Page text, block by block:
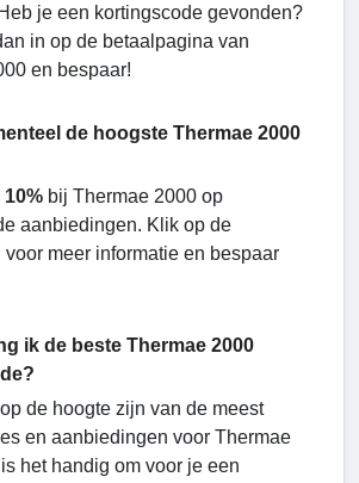
je een kortingscode gevonden?
in op de betaalpagina van
en bespaar!
de hoogste Thermae 2000
10% bij Thermae 2000 op
aanbiedingen. Klik op de
voor meer informatie en bespaar
ik de beste Thermae 2000
de hoogte zijn van de meest
en aanbiedingen voor Thermae
het handig om voor je een